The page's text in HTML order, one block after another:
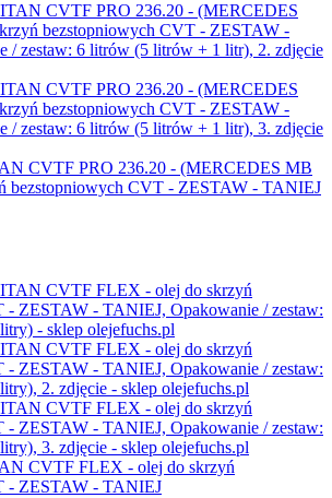
CVTF PRO 236.20 - (MERCEDES MB
bezstopniowych CVT - ZESTAW - TANIEJ
CVTF FLEX - olej do skrzyń
- ZESTAW - TANIEJ